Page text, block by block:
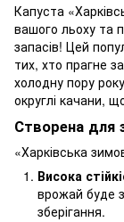
Капуста
вашого льоху та
запасів! Цей
тих, хто прагне
холодну пору
округлі качани,
Створена для
«Харківська
Висока
врожай буде
зберігання.